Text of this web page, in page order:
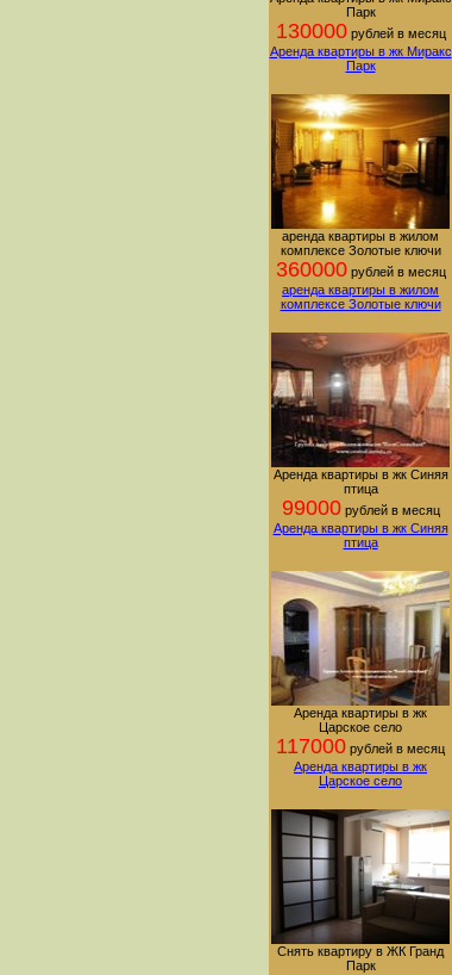
Парк
130000рублей в месяц
Аренда квартиры в жк Миракс
Парк
аренда квартиры в жилом
комплексе Золотые ключи
360000рублей в месяц
аренда квартиры в жилом
комплексе Золотые ключи
Аренда квартиры в жк Синяя
птица
99000рублей в месяц
Аренда квартиры в жк Синяя
птица
Аренда квартиры в жк
Царское село
117000 рублей в месяц
Аренда квартиры в жк
Царское село
Снять квартиру в ЖК Гранд
Парк